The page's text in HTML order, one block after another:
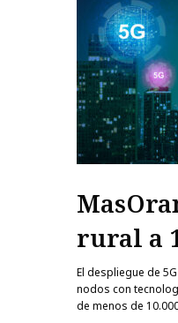
rural a
El despliegue de
nodos con
de menos de